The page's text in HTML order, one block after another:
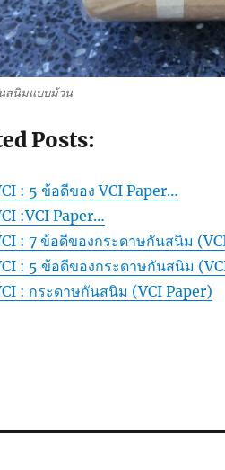
สนิมแบบม้วน
Posts:
: 5 ข้อดีของ VCI Paper…
:VCI Paper…
: 7 ข้อดีของกระดาษกันสนิม
: 5 ข้อดีของกระดาษกันสนิม
: กระดาษกันสนิม (VCI Paper)